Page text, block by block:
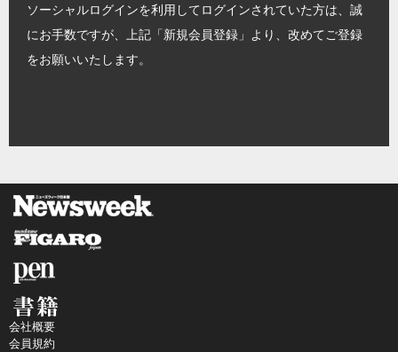
ソーシャルログインを利用してログインされていた方は、誠
にお手数ですが、上記「新規会員登録」より、改めてご登録
をお願いいたします。
会社概要
会員規約